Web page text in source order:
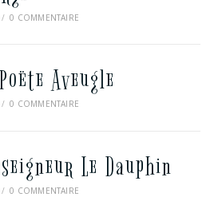
/ 0 COMMENTAIRE
Aveugle
/ 0 COMMENTAIRE
Le Dauphin
/ 0 COMMENTAIRE